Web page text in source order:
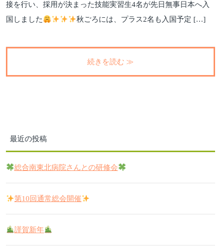
接を行い、採用が決まった技能実習生4名が先日無事日本へ入
国しました
秋ごろには、プラス2名も入国予定 […]
続きを読む ≫
最近の投稿
総合南東北病院さんとの研修会
第10回通常総会開催
謹賀新年